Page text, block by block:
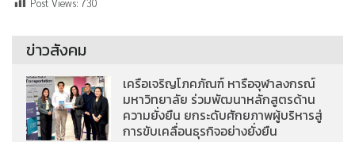
ข่าวสังคม
เครือเจริญโภคภัณฑ์ หารือจุฬาลงกรณ์
มหาวิทยาลัย ร่วมพัฒนาหลักสูตรด้าน
ความยั่งยืน ยกระดับศักยภาพผู้บริหารสู่
การขับเคลื่อนธุรกิจอย่างยั่งยืน